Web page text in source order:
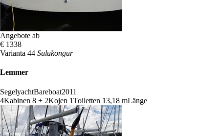
Angebote ab
€ 1338
Varianta 44 Sulukongur
Lemmer
SegelyachtBareboat2011
4Kabinen 8 + 2Kojen 1Toiletten 13,18 mLänge